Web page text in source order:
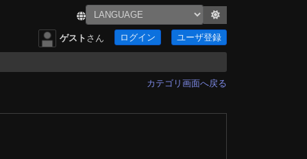
ゲスト さん ログイン ユーザ登録
カテゴリ画面へ戻る